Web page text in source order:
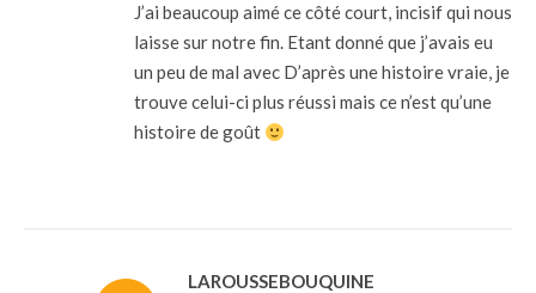
J’ai beaucoup aimé ce côté court, incisif qui nous
laisse sur notre fin. Etant donné que j’avais eu
un peu de mal avec D’après une histoire vraie, je
trouve celui-ci plus réussi mais ce n’est qu’une
histoire de goût
LAROUSSEBOUQUINE